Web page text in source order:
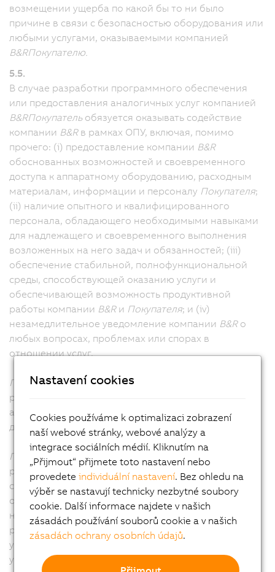
возмещении ущерба по какой бы то ни было
причине в связи с безопасностью оборудования или
любыми услугами, оказываемыми компанией
B&RПокупателю.
5.5.
В случае разработки программного обеспечения
или предоставления аналогичных услуг компанией
B&RПокупательобязуется оказывать содействие
компании B&Rв рамках ОПУ, включая, помимо
прочего: (i) предоставление компании B&R
обоснованных возможностей и своевременного
доступа к аппаратному оборудованию, расходным
материалам, информации и персоналу Покупателя;
(ii) наличие опытного и квалифицированного
персонала, обладающего необходимыми навыками
для надлежащего и своевременного выполнения
возложенных на него задач и обязанностей; (iii)
обеспечение стабильной, полнофункциональной
среды, способствующей оказанию услуги и
обеспечивающей возможность продуктивной
работы компании B&Rи Покупателя; и (iv)
незамедлительное уведомление компании B&Rо
любых вопросах, проблемах или спорах в
отношении услуг.
Покупательнесет ответственность за
результативность деятельности своего персонала и
агентов, а также за качество работ, выполняемых
для компании
B&R в ходе оказания услуг.
Покупатель
подтверждает свое согласие с тем, что
результаты работы компании
зависят от
своевременного и эффективного выполнения
обязательств
Покупателя в соответствии
настоящими ОПУ, а также от своевременных
решений и одобрений
Покупателя в связи с
услугами. Компания
имеет право действовать с
учетом всех решений и согласованийПокупателя.
Nastavení cookies
Cookies používáme k optimalizaci zobrazení
naší webové stránky, webové analýzy a
integrace sociálních médií. Kliknutím na
„Přijmout“ přijmete toto nastavení nebo
provedeteindividuální nastavení. Bez ohledu na
výběr se nastavují technicky nezbytné soubory
cookie. Další informace najdete v našich
zásadách používání souborů cookie a v našich
zásadách ochrany osobních údajů.